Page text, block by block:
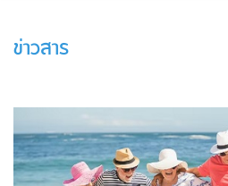
ข่าวสาร